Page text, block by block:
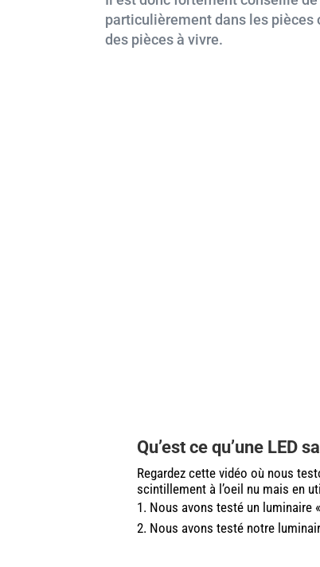
particulièrement dans les pièces
des pièces à vivre.
Qu’est ce qu’une LED
Regardez cette vidéo où nous
scintillement à l’oeil nu mais en
Nous avons testé un luminaire
Nous avons testé notre